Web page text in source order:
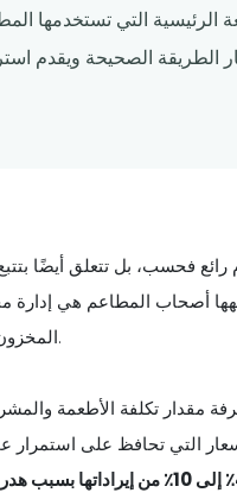
الرئيسية التي تستخدمها
الطريقة الصحيحة ويقدم
فحسب، بل تتعلق أيضًا
أصحاب المطاعم هي إدارة
المخزون بالضبط. هذا هو المكان الذي تأتي فيه تكلفة المخزون.
مقدار تكلفة الأطعمة
التي تحافظ على استمرار